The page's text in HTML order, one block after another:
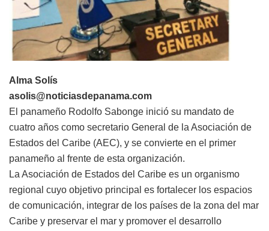
Alma Solís
asolis@noticiasdepanama.com
El panameño Rodolfo Sabonge inició su mandato de
cuatro años como secretario General de la Asociación de
Estados del Caribe (AEC), y se convierte en el primer
panameño al frente de esta organización.
La Asociación de Estados del Caribe es un organismo
regional cuyo objetivo principal es fortalecer los espacios
de comunicación, integrar de los países de la zona del mar
Caribe y preservar el mar y promover el desarrollo